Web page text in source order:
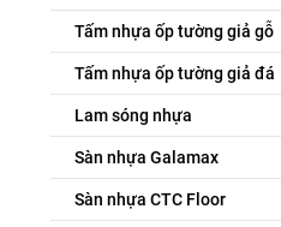
Tấm nhựa ốp tường giả gỗ
Tấm nhựa ốp tường giả đá
Lam sóng nhựa
Sàn nhựa Galamax
Sàn nhựa CTC Floor